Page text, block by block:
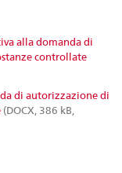
alla domanda di
controllate
di autorizzazione di
(DOCX, 386 kB,